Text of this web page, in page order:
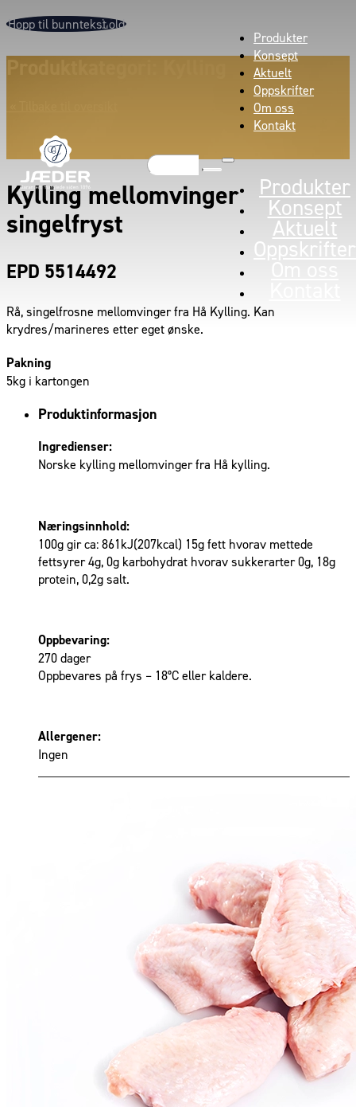
Hopp til hovedinnhold
Hopp til bunntekst
Søk
Produkter
Konsept
Aktuelt
Oppskrifter
Om oss
Kontakt
Produkter
Konsept
Aktuelt
Oppskrifter
Produktkategori: Kylling
Kylling mellomvinger
singelfryst
EPD 5514492
Rå, singelfrosne mellomvinger fra Hå Kylling. Kan
krydres/marineres etter eget ønske.
Pakning
5kg i kartongen
Produktinformasjon
Ingredienser:
Norske kylling mellomvinger fra Hå kylling.
Næringsinnhold:
100g gir ca: 861kJ(207kcal) 15g fett hvorav mettede
fettsyrer 4g, 0g karbohydrat hvorav sukkerarter 0g, 18g
protein, 0,2g salt.
Oppbevaring:
270 dager
Oppbevares på frys – 18°C eller kaldere.
Allergener:
Ingen